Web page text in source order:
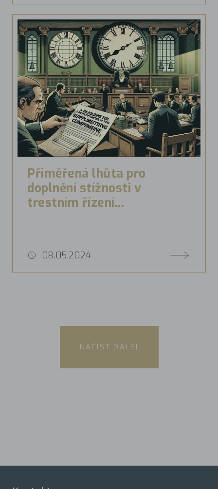
Přiměřená lhůta pro
doplnění stížnosti v
trestním řízení...
08.05.2024
NAČÍST DALŠÍ